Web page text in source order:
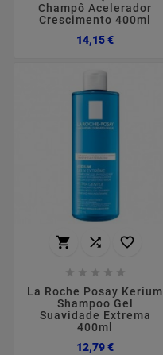
Champô Acelerador
Crescimento 400ml
14,15 €Preço
  
    
La Roche Posay Kerium
Shampoo Gel
Suavidade Extrema
400ml
12,79 €Preço